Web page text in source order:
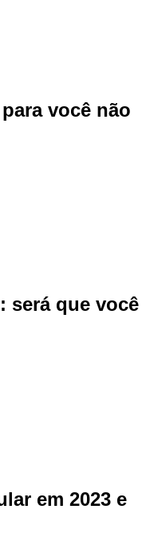
você não
será que você
em 2023 e